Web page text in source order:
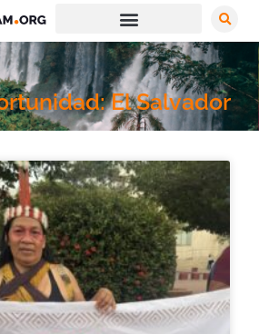
El Salvador